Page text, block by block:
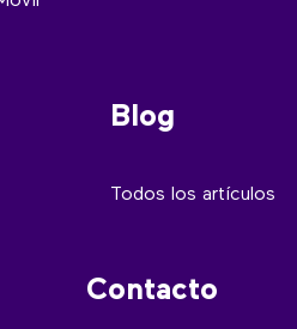
Blog
Todos los artículos
Contacto